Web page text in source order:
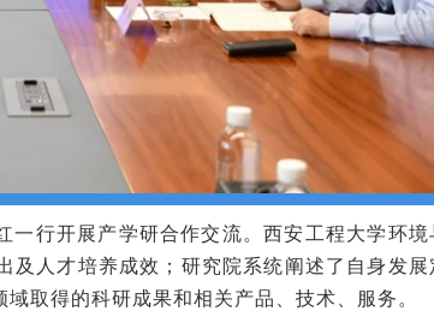
行开展产学研合作交流。西安工程大学环境
及人才培养成效；研究院系统阐述了自身发展
取得的科研成果和相关产品、技术、服务。